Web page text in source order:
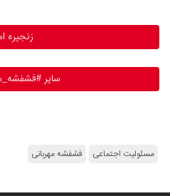
زنجیره
سایر
مسئولیت اجتماعی فشفشه مهربانی